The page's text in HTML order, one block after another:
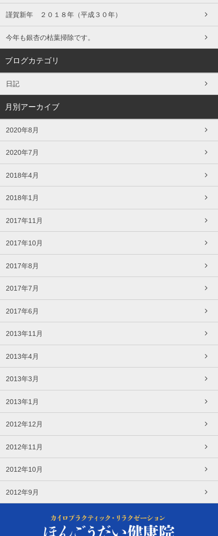
謹賀新年 ２０１８年（平成３０年）
今年も銀杏の枯葉掃除です。
ブログカテゴリ
日記
月別アーカイブ
2020年8月
2020年7月
2018年4月
2018年1月
2017年11月
2017年10月
2017年8月
2017年7月
2017年6月
2013年11月
2013年4月
2013年3月
2013年1月
2012年12月
2012年11月
2012年10月
2012年9月